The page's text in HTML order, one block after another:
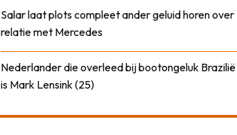
Salar laat plots compleet ander geluid horen over
relatie met Mercedes
Nederlander die overleed bij bootongeluk Brazilië
is Mark Lensink (25)